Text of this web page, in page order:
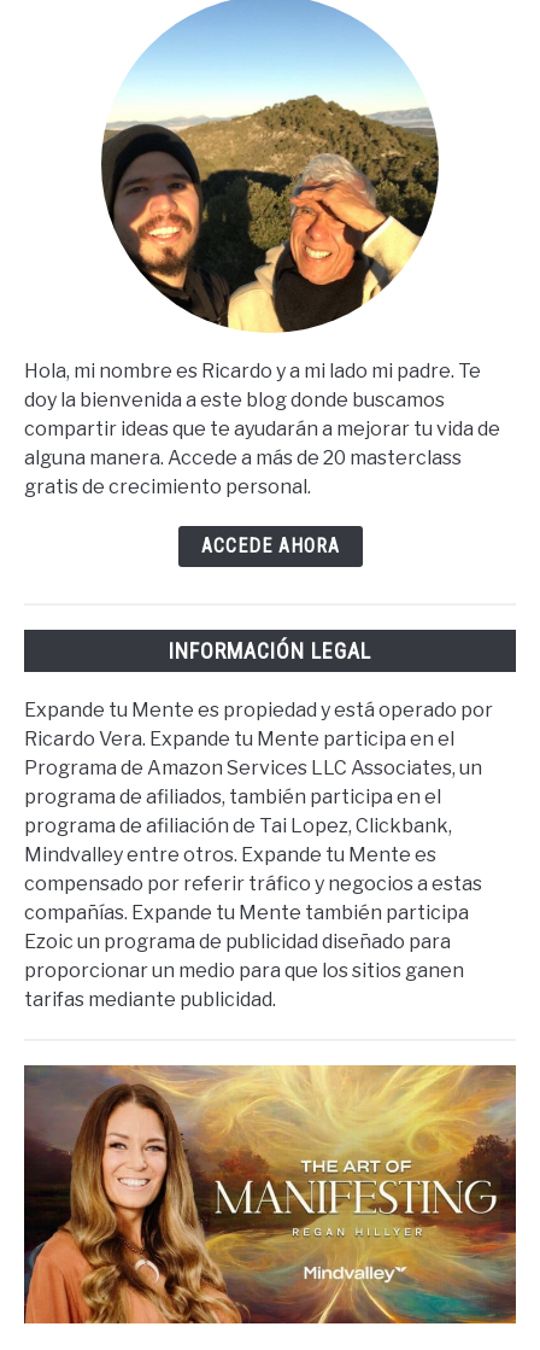
Hola, mi nombre es Ricardo y a mi lado mi padre. Te
doy la bienvenida a este blog donde buscamos
compartir ideas que te ayudarán a mejorar tu vida de
alguna manera. Accede a más de 20 masterclass
gratis de crecimiento personal.
ACCEDE AHORA
INFORMACIÓN LEGAL
Expande tu Mente es propiedad y está operado por
Ricardo Vera. Expande tu Mente participa en el
Programa de Amazon Services LLC Associates, un
programa de afiliados, también participa en el
programa de afiliación de Tai Lopez, Clickbank,
Mindvalley entre otros. Expande tu Mente es
compensado por referir tráfico y negocios a estas
compañías. Expande tu Mente también participa
Ezoic un programa de publicidad diseñado para
proporcionar un medio para que los sitios ganen
tarifas mediante publicidad.